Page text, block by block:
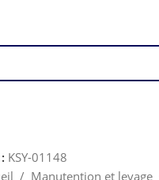
KSY-01148
/ Manutention et levage